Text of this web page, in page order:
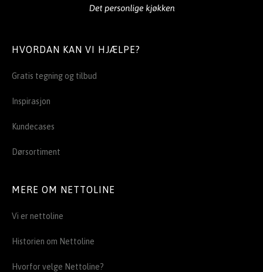
HVORDAN KAN VI HJÆLPE?
Gratis tegning og tilbud
Inspirasjon
Kundecases
Dørsortiment
MERE OM NETTOLINE
Vi er nettoline
Historien om Nettoline
Hvorfor velge Nettoline?